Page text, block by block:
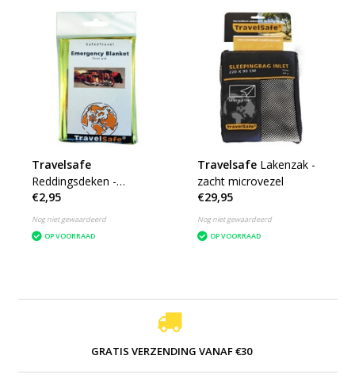
Travelsafe
Reddingsdeken -
isoleerdeken
€2,95
Nog niet gewaardeerd
OP VOORRAAD
Travelsafe Lakenzak -
zacht microvezel
€29,95
Nog niet gewaardeerd
OP VOORRAAD
GRATIS VERZENDING VANAF €30